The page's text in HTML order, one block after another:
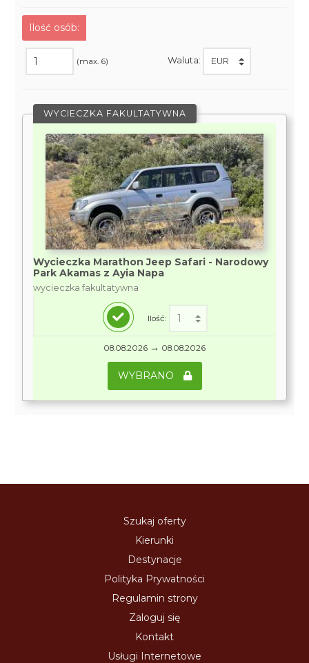
Ilość osób:
(max. 6) Waluta:
WYCIECZKA FAKULTATYWNA
Wycieczka Marathon Jeep Safari - Narodowy
Park Akamas z Ayia Napa
wycieczka fakultatywna
Ilość:
08.08.2026 → 08.08.2026
WYBRANO
Szukaj oferty
Kierunki
Destynacje
Polityka Prywatności
Regulamin strony
Zaloguj się
Kontakt
Usługi Internetowe